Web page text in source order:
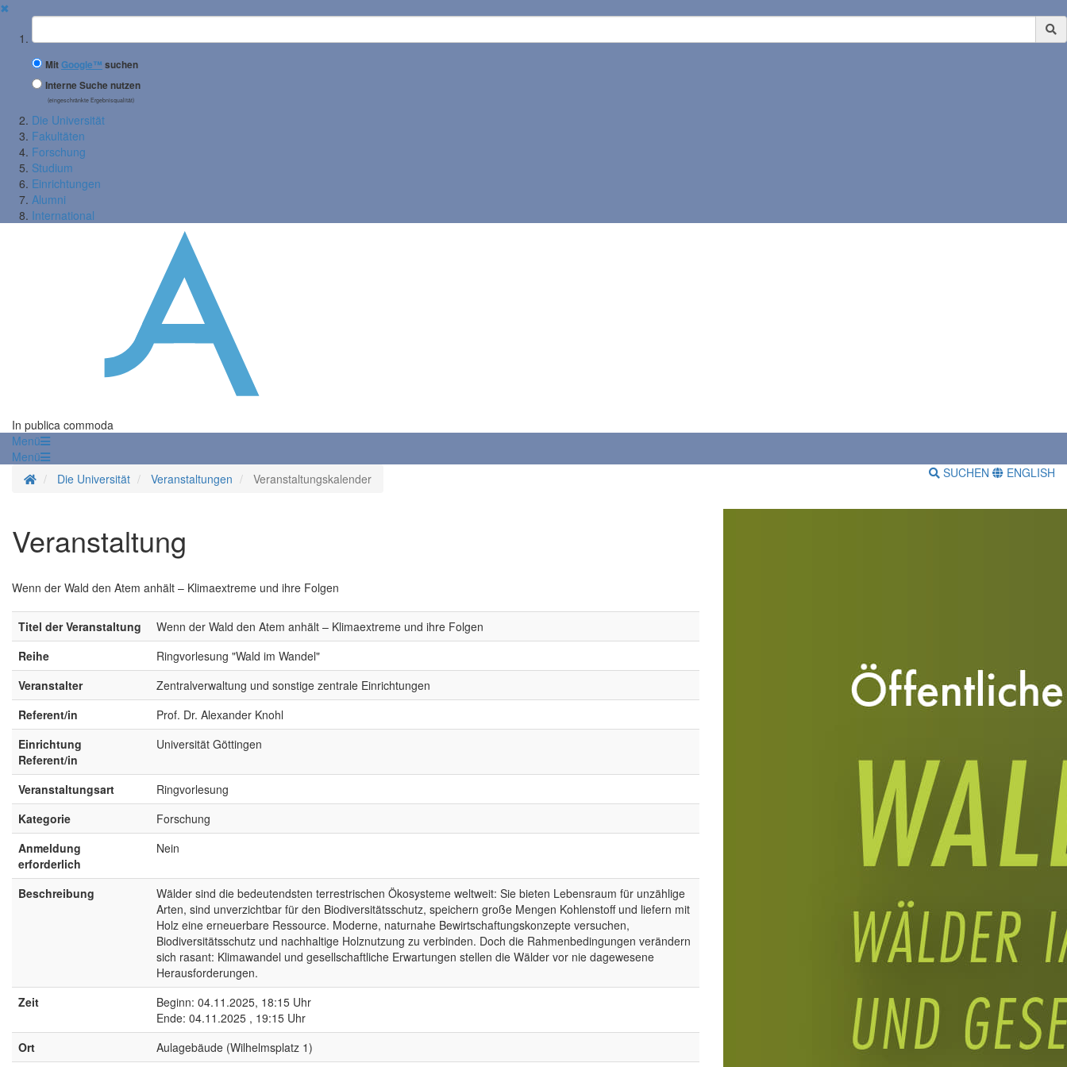
✖
Suchbegriff
MitGoogle™ suchen
Interne Suche nutzen
(eingeschränkte Ergebnisqualität)
Die Universität
Fakultäten
Forschung
Studium
Einrichtungen
Alumni
International
In publica commoda
Menü
Menü
StartseiteDie Universität Veranstaltungen Veranstaltungskalender SUCHEN ENGLISH
Veranstaltung
Wenn der Wald den Atem anhält – Klimaextreme und ihre Folgen
Titel der Veranstaltung
Wenn der Wald den Atem anhält – Klimaextreme und ihre Folgen
Reihe
Ringvorlesung "Wald im Wandel"
Veranstalter
Zentralverwaltung und sonstige zentrale Einrichtungen
Referent/in
Prof. Dr. Alexander Knohl
Einrichtung
Referent/in
Universität Göttingen
Veranstaltungsart
Ringvorlesung
Kategorie
Forschung
Anmeldung
erforderlich
Nein
Beschreibung
Wälder sind die bedeutendsten terrestrischen Ökosysteme weltweit: Sie bieten Lebensraum für unzählige
Arten, sind unverzichtbar für den Biodiversitätsschutz, speichern große Mengen Kohlenstoff und liefern mit
Holz eine erneuerbare Ressource. Moderne, naturnahe Bewirtschaftungskonzepte versuchen,
Biodiversitätsschutz und nachhaltige Holznutzung zu verbinden. Doch die Rahmenbedingungen verändern
sich rasant: Klimawandel und gesellschaftliche Erwartungen stellen die Wälder vor nie dagewesene
Herausforderungen.
Zeit
Beginn: 04.11.2025, 18:15 Uhr
Ende: 04.11.2025 , 19:15 Uhr
Ort
Aulagebäude (Wilhelmsplatz 1)